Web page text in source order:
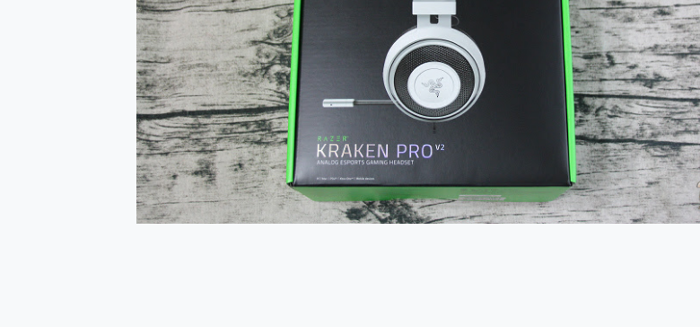
Locawhere AnyTo 寶可夢飛人 AnyTo 不出門也可以飛遍全世界
小體積 40000mAh 超大容量 一次充5個設備 充好充滿 CUKTECH 酷態科
97.3% 恢復率，資料救援就是這麼簡單 EaseUS Data Recovery Wizard
磁碟系統大風吹 有了 磁碟管理程式 EaseUS Partition Master 就是這麼簡
全新 SONY Xperia 1 VI 開箱! 相機實測! 長焦覆蓋更遠更清晰、2日長續航
Xiaomi 14 Ultra 開箱 評測~ 有深度的 Leica 影像旗艦手機! 加碼小旗艦
vivo TWS 3e 真無線藍牙耳機智慧降噪升級、音質明亮溫潤，並支援雙設
MSI Claw 掌機專屬配件包 來囉 完美保護 MSI Claw A1M-026TW 電競掌機
人像旗艦 vivo V30 系列 開箱 評測! 首搭蔡司光學鏡頭、攝影棚級柔光環
多個願望一次滿足 超強散熱 微星 MSI Claw A1M-026TW 電競掌機 開箱
一吸完美對位 擁有超強吸力與超好用的隱磁支架 O-ONE MAG 最會吸的
Motorola edge 70 pro 及 moto g37 power上市，登錄在送飛利浦氣炸鍋
榮耀 HONOR 600 Pro x MOLLY Limited Edition 限量版開賣，攜手味全龍